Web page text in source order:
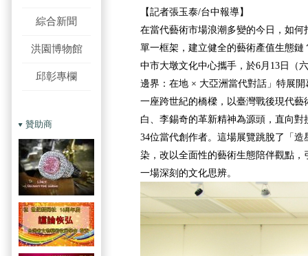
綜合新聞
洪園博物館
邱彰專欄
贊助商
【記者張玉泰/台中報導】
在當代藝術市場浪潮多變的今日，如
單一框架，建立健全的藝術產值生態
中市大墩文化中心攜手，於6月13日（
邊界：在地 × 大亞洲當代對話」特展
一座跨世紀的橋樑，以臺灣戰後現代
白、李錫奇的革新精神為源頭，直向
34位當代創作者。這場展覽跳脫了「
染，改以全面性的藝術生態陪伴觀點
一場深刻的文化思辨。